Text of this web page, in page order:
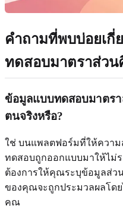
คำถามที่พบบ่อยเกี่
ทดสอบมาตราส่วน
ข้อมูลแบบทดสอบมาตร
ตนจริงหรือ?
ใช่ บนแพลตฟอร์มที่ให้ควา
ทดสอบถูกออกแบบมาให้ไม่
ต้องการให้คุณระบุข้อมูลส่ว
ของคุณจะถูกประมวลผลโด
คุณ